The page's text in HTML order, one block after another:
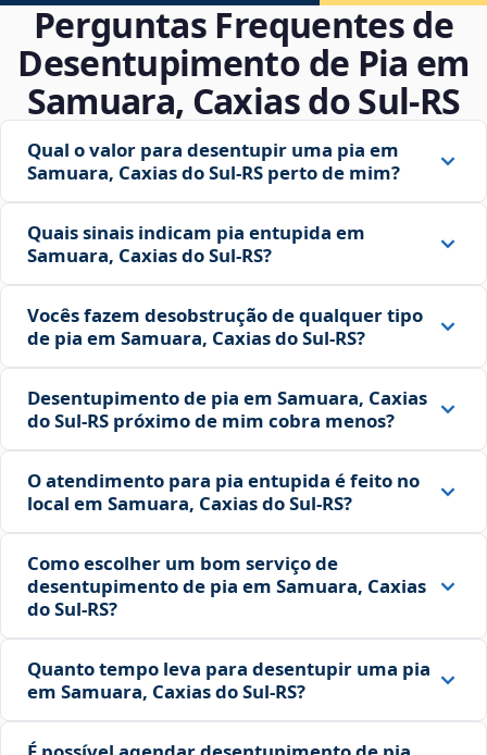
Perguntas Frequentes de
Desentupimento de Pia em
Samuara, Caxias do Sul‑RS
Qual o valor para desentupir uma pia em
Samuara, Caxias do Sul‑RS perto de mim?
Quais sinais indicam pia entupida em
Samuara, Caxias do Sul‑RS?
Vocês fazem desobstrução de qualquer tipo
de pia em Samuara, Caxias do Sul‑RS?
Desentupimento de pia em Samuara, Caxias
do Sul‑RS próximo de mim cobra menos?
O atendimento para pia entupida é feito no
local em Samuara, Caxias do Sul‑RS?
Como escolher um bom serviço de
desentupimento de pia em Samuara, Caxias
do Sul‑RS?
Quanto tempo leva para desentupir uma pia
em Samuara, Caxias do Sul‑RS?